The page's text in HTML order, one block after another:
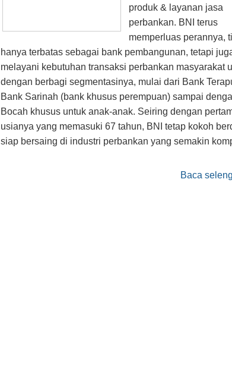
produk & layanan jasa
perbankan. BNI terus
memperluas perannya,
hanya terbatas sebagai bank pembangunan, tetapi
melayani kebutuhan transaksi perbankan masyarakat
dengan berbagi segmentasinya, mulai dari Bank
Bank Sarinah (bank khusus perempuan) sampai
Bocah khusus untuk anak-anak. Seiring dengan
usianya yang memasuki 67 tahun, BNI tetap kokoh
siap bersaing di industri perbankan yang semakin
Baca